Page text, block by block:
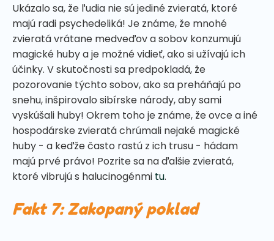
Ukázalo sa, že ľudia nie sú jediné zvieratá, ktoré
majú radi psychedeliká! Je známe, že mnohé
zvieratá vrátane medveďov a sobov konzumujú
magické huby a je možné vidieť, ako si užívajú ich
účinky. V skutočnosti sa predpokladá, že
pozorovanie týchto sobov, ako sa preháňajú po
snehu, inšpirovalo sibírske národy, aby sami
vyskúšali huby! Okrem toho je známe, že ovce a iné
hospodárske zvieratá chrúmali nejaké magické
huby - a keďže často rastú z ich trusu - hádam
majú prvé právo! Pozrite sa na ďalšie zvieratá,
ktoré vibrujú s halucinogénmi tu.
Fakt 7: Zakopaný poklad